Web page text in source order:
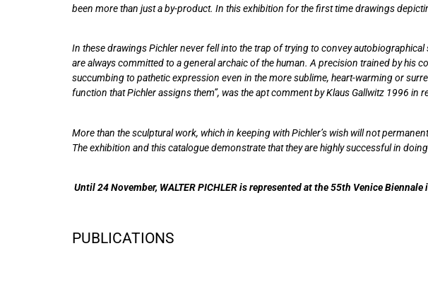
been more than just a by-product. In this exhibition for the first time drawings
In these drawings Pichler never fell into the trap of trying to convey
are always committed to a general archaic of the human. A precision trained by
succumbing to pathetic expression even in the more sublime, heart-warming or
function that Pichler assigns them”, was the apt comment by Klaus Gallwitz 1996 in
More than the sculptural work, which in keeping with Pichler’s wish will not
The exhibition and this catalogue demonstrate that they are highly successful in
Until 24 November, WALTER PICHLER is represented at the 55th Venice
PUBLICATIONS